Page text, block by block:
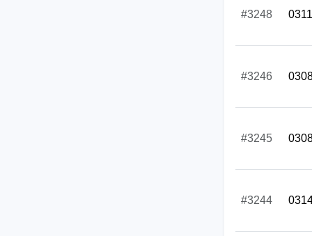
#3248
#3246
#3245
#3244